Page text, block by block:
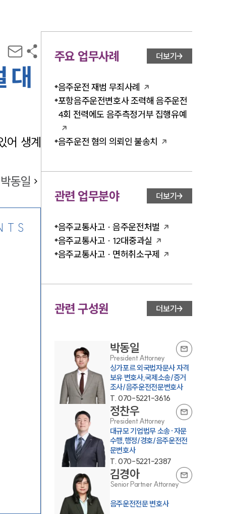
대
어 생계
박동일
주요 업무사례 더보기
음주운전 재범 무죄사례
포항음주운전변호사 조력해 음주운전
4회 전력에도 음주측정거부 집행유예
음주운전 혐의 의뢰인 불송치
관련 업무분야 더보기
음주교통사고 · 음주운전처벌
음주교통사고 · 12대중과실
음주교통사고 · 면허취소구제
관련 구성원 더보기
박동일
President Attorney
싱가포르 외국법자문사 자격
보유 변호사,국제소송/증거
조사/음주운전전문변호사
T. 070-5221-3616
정찬우
President Attorney
대규모 기업법무 소송·자문
수행,행정/경호/음주운전전
문변호사
T. 070-5221-2387
김경아
Senior Partner Attorney
음주운전전문 변호사